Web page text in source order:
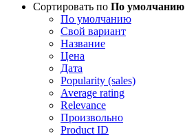
Сортировать по По умолчанию
По умолчанию
Свой вариант
Название
Цена
Дата
Popularity (sales)
Average rating
Relevance
Произвольно
Product ID